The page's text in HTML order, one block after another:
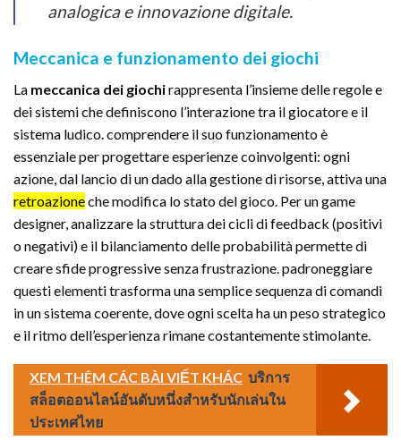
analogica e innovazione digitale.
Meccanica e funzionamento dei giochi
La meccanica dei giochirappresenta l’insieme delle regole e
dei sistemi che definiscono l’interazione tra il giocatore e il
sistema ludico. comprendere il suo funzionamento è
essenziale per progettare esperienze coinvolgenti: ogni
azione, dal lancio di un dado alla gestione di risorse, attiva una
retroazioneche modifica lo stato del gioco. Per un game
designer, analizzare la struttura dei cicli di feedback (positivi
o negativi) e il bilanciamento delle probabilità permette di
creare sfide progressive senza frustrazione. padroneggiare
questi elementi trasforma una semplice sequenza di comandi
in un sistema coerente, dove ogni scelta ha un peso strategico
e il ritmo dell’esperienza rimane costantemente stimolante.
XEM THÊM CÁC BÀI VIẾT KHÁC บริการ
สล็อตออนไลน์อันดับหนึ่งสำหรับนักเล่นใน
ประเทศไทย